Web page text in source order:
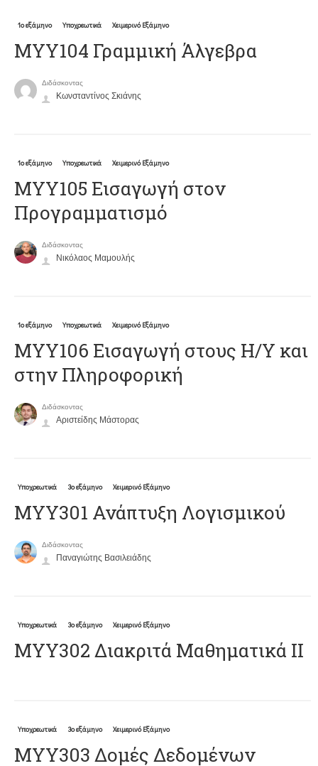
1ο εξάμηνο Υποχρεωτικά Χειμερινό Εξάμηνο
ΜΥΥ104 Γραμμική Άλγεβρα
Διδάσκοντας
Κωνσταντίνος Σκιάνης
1ο εξάμηνο Υποχρεωτικά Χειμερινό Εξάμηνο
ΜΥΥ105 Εισαγωγή στον
Προγραμματισμό
Διδάσκοντας
Νικόλαος Μαμουλής
1ο εξάμηνο Υποχρεωτικά Χειμερινό Εξάμηνο
ΜΥΥ106 Εισαγωγή στους Η/Υ και
στην Πληροφορική
Διδάσκοντας
Αριστείδης Μάστορας
Υποχρεωτικά 3ο εξάμηνο Χειμερινό Εξάμηνο
ΜΥΥ301 Ανάπτυξη Λογισμικού
Διδάσκοντας
Παναγιώτης Βασιλειάδης
Υποχρεωτικά 3ο εξάμηνο Χειμερινό Εξάμηνο
ΜΥΥ302 Διακριτά Μαθηματικά ΙΙ
Υποχρεωτικά 3ο εξάμηνο Χειμερινό Εξάμηνο
ΜΥΥ303 Δομές Δεδομένων